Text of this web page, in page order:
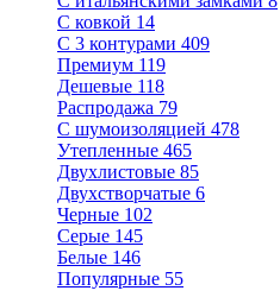
С ковкой 14
С 3 контурами 409
Премиум 119
Дешевые 118
Распродажа 79
С шумоизоляцией 478
Утепленные 465
Двухлистовые 85
Двухстворчатые 6
Черные 102
Серые 145
Белые 146
Популярные 55